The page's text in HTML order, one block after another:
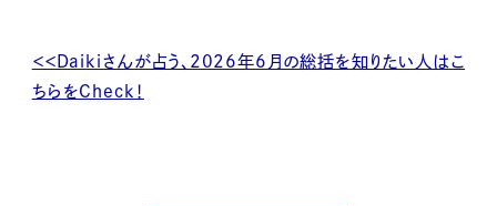
＜＜Daikiさんが占う、2026年6月の総括を知りたい人はこ
ちらをCheck！